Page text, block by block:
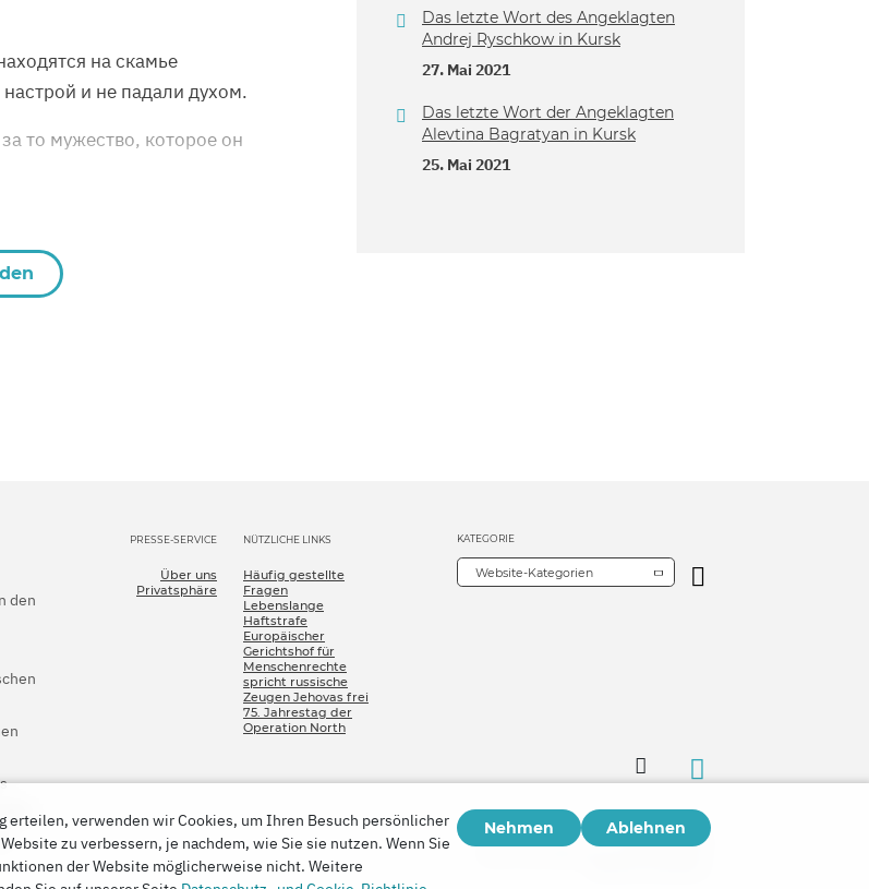
на скамье
и не падали духом.
то мужество, которое он
Das letzte Wort des Angeklagten
Andrej Ryschkow in Kursk
27. Mai 2021
Das letzte Wort der Angeklagten
Alevtina Bagratyan in Kursk
25. Mai 2021
den
PRESSE-SERVICE
Über uns
Privatsphäre
NÜTZLICHE LINKS
Häufig gestellte
Fragen
Lebenslange
Haftstrafe
Europäischer
Gerichtshof für
Menschenrechte
spricht russische
Zeugen Jehovas frei
75. Jahrestag der
Operation North
KATEGORIE
Website-Kategorien
Copyright © 2026
erteilen, verwenden wir Cookies, um Ihren Besuch persönlicher
zu verbessern, je nachdem, wie Sie sie nutzen. Wenn Sie
der Website möglicherweise nicht. Weitere
Nehmen Ablehnen